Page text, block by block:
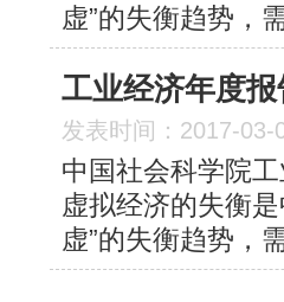
虚”的失衡趋势，
工业经济年度
发表时间：2017-03-
中国社会科学院
虚拟经济的失衡
虚”的失衡趋势，